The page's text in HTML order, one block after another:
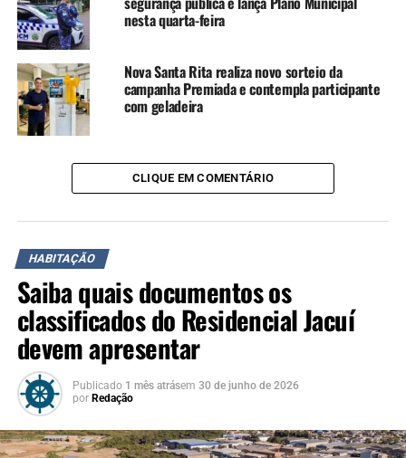
dignidade e qualidade de
vida”.
Infraestrutura para garantir bem-estar
doação de 8.000 m² de blocos intertravados para a
pavimentação das vias do Loteamento Cooperhabitar.
trafegabilidade e segurança para as famílias.
“A pavimentação não é
apenas uma questão de
infraestrutura, mas
também de dignidade.
Essas vias pavimentadas
nesta quarta-feira
Nova Santa Rita realiza novo sorteio da
campanha Premiada e contempla participante
com geladeira
CLIQUE EM COMENTÁRIO
HABITAÇÃO
Saiba quais documentos os
classificados do Residencial Jacuí
devem apresentar
Publicado 1 mês atrásem 30 de junho de 2026
por Redação